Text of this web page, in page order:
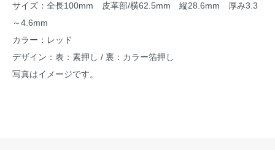
サイズ：全長100mm 皮革部/横62.5mm 縦28.6mm 厚み3.3
～4.6mm
カラー：レッド
デザイン：表：素押し / 裏：カラー箔押し
写真はイメージです。